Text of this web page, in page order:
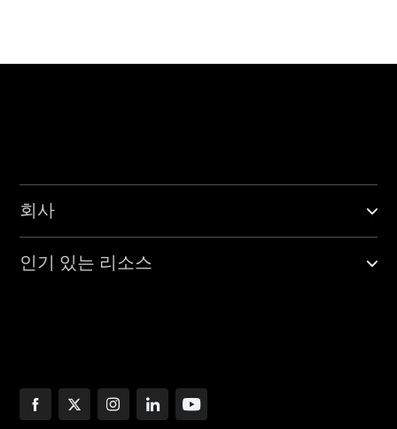
회사
인기 있는 리소스